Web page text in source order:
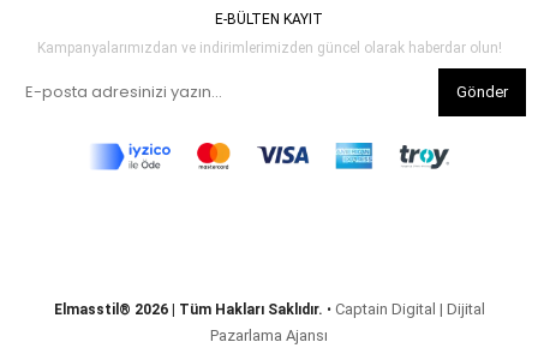
E-BÜLTEN KAYIT
Kampanyalarımızdan ve indirimlerimizden güncel olarak haberdar olun!
Gönder
Elmasstil® 2026 | Tüm Hakları Saklıdır. • Captain Digital | Dijital
Pazarlama Ajansı